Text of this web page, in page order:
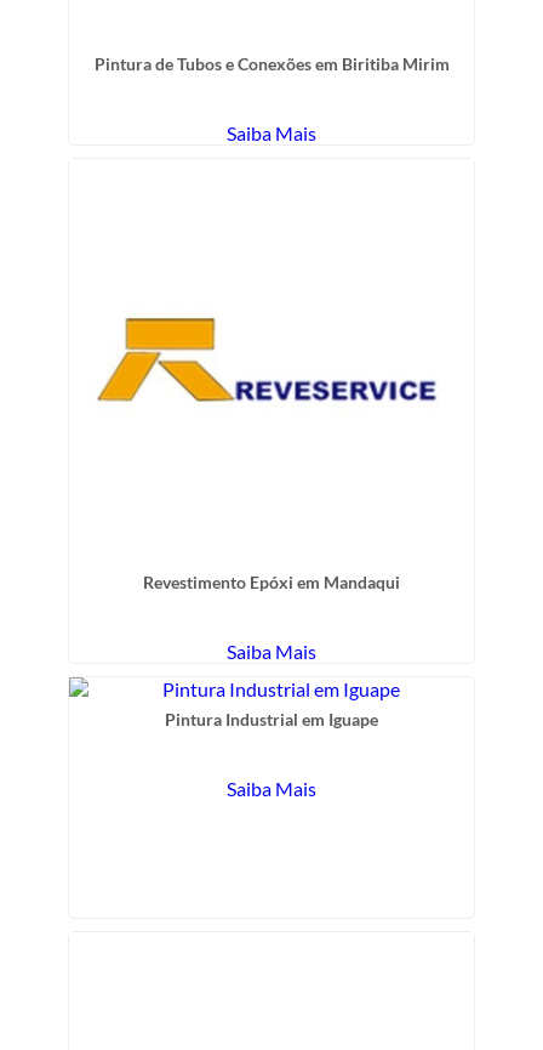
Pintura de Tubos e Conexões em Biritiba Mirim
Saiba Mais
Revestimento Epóxi em Mandaqui
Saiba Mais
Pintura Industrial em Iguape
Saiba Mais